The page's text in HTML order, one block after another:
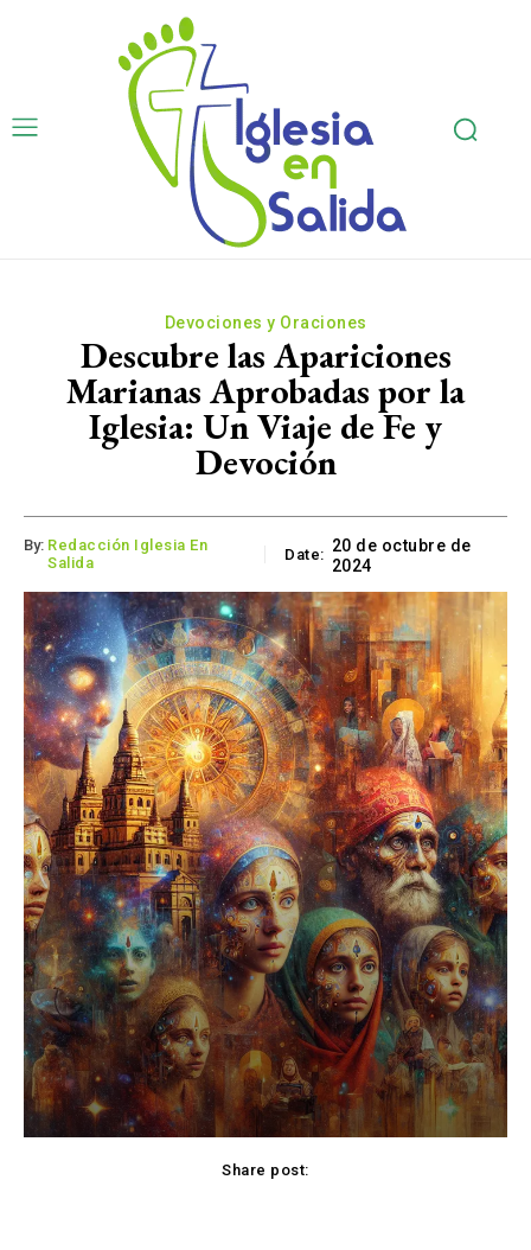
Devociones y Oraciones
Descubre las Apariciones
Marianas Aprobadas por la
Iglesia: Un Viaje de Fe y
Devoción
By: Redacción Iglesia En
Salida
Date: 20 de octubre de
2024
Share post: